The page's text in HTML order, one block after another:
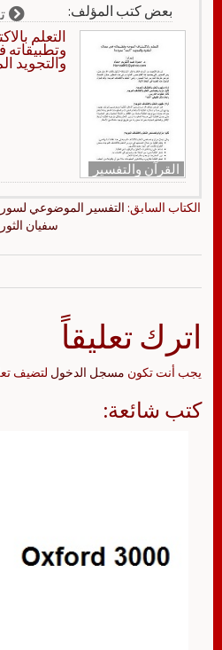
بعض كتب المؤلف:
القرآن والتفسير
التعلم
وتطبيقاته
والتجويد
الكتاب السابق: التفسير الموضوعي
سفيان
اترك تعليقاً
يجب أنت تكون مسجل الدخول لتضيف
كتب شائعة: